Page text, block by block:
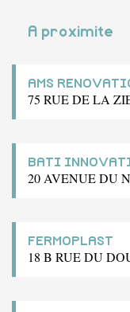
A proximite
AMS
75 RUE DE LA
BATI
20 AVENUE DU
FERMOPLAST
18 B RUE DU